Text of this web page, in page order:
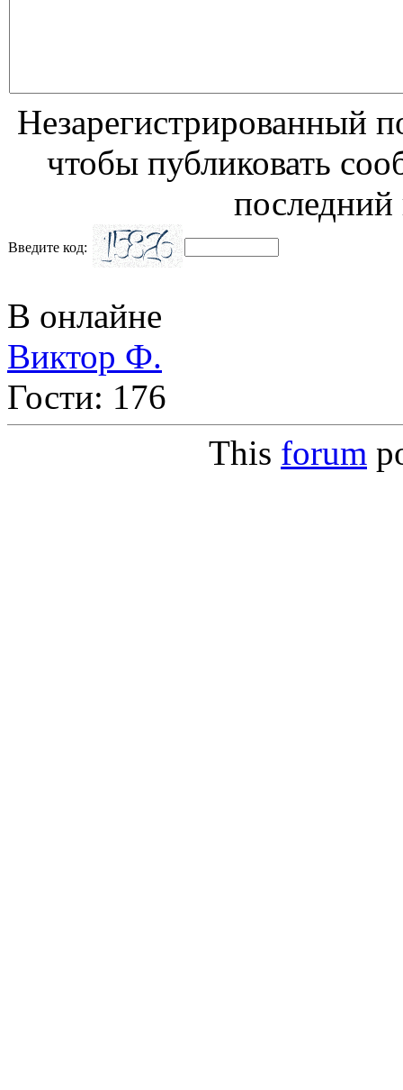
Незарегистрированный
чтобы публиковать
Введите код:
В онлайне
Виктор Ф.
Гости: 176
This forum